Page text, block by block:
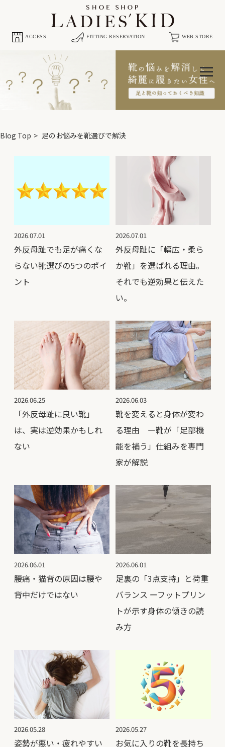
ACCESS FITTING RESERVATION WEB STORE
Blog Top 足のお悩みを靴選びで解決
2026.07.01
外反母趾でも足が痛くな
らない靴選びの5つのポイ
ント
2026.07.01
外反母趾に「幅広・柔ら
か靴」を選ばれる理由。
それでも逆効果と伝えた
い。
2026.06.25
「外反母趾に良い靴」
は、実は逆効果かもしれ
ない
2026.06.03
靴を変えると身体が変わ
る理由 ー靴が「足部機
能を補う」仕組みを専門
家が解説
2026.06.01
腰痛・猫背の原因は腰や
背中だけではない
2026.06.01
足裏の「3点支持」と荷重
バランス ーフットプリン
トが示す身体の傾きの読
み方
2026.05.28
姿勢が悪い・疲れやすい
2026.05.27
お気に入りの靴を長持ち